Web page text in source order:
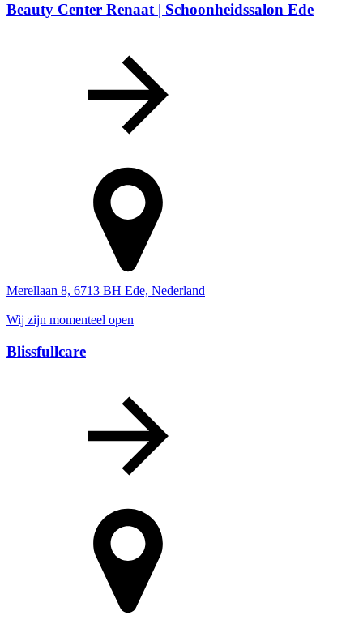
Beauty Center Renaat | Schoonheidssalon Ede
Merellaan 8, 6713 BH Ede, Nederland
Wij zijn momenteel open
Blissfullcare